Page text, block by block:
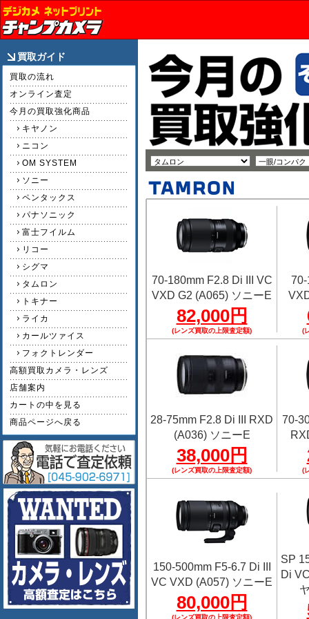
買取ガイド
買取の流れ
オンライン査定
今月の買取強化商品
キヤノン
ニコン
OM SYSTEM
ソニー
ペンタックス
パナソニック
富士フイルム
リコー
シグマ
タムロン
トキナー
ライカ
カールツァイス
フォクトレンダー
高額買取カメラ・レンズ
店舗案内
カートの中を見る
商品ページへ戻る
70-180mm F2.8 Di III VC
VXD G2 (A065) ソニーE
82,000円
(レンズ買取の上限査定額)
70-
(
28-75mm F2.8 Di III RXD
(A036) ソニーE
38,000円
(レンズ買取の上限査定額)
70-
(
150-500mm F5-6.7 Di III
VC VXD (A057) ソニーE
80,000円
(レンズ買取の上限査定額)
SP
Di